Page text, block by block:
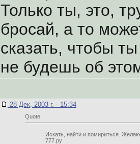
Только ты, это,
бросай, а то
сказать, чтобы
не будешь об
28 Дек, 2003 г. - 15:34
Quote:
Искать, найти и помириться.
777.ру